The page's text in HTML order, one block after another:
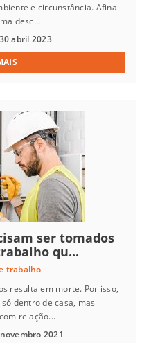
e circunstância. Afinal
desc...
abril 2023
ser tomados
qu...
trabalho
resulta em morte. Por isso,
dentro de casa, mas
relação...
2021